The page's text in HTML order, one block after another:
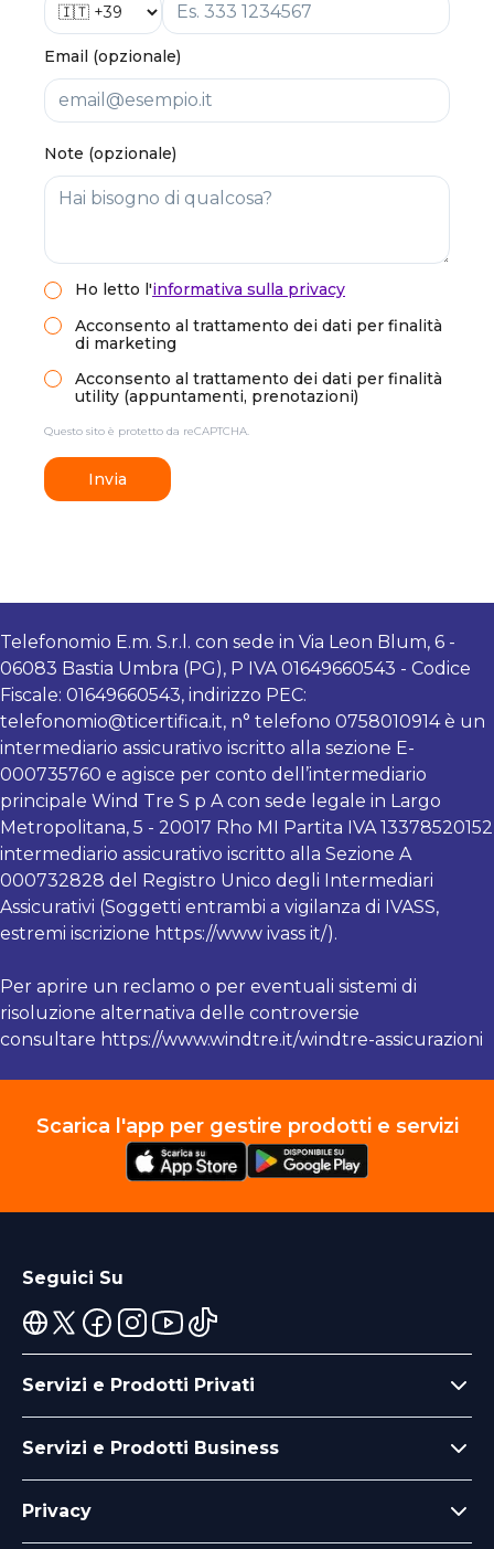
Email (opzionale)
Note (opzionale)
Ho letto l'informativa sulla privacy
Acconsento al trattamento dei dati per finalità
di marketing
Acconsento al trattamento dei dati per finalità
utility (appuntamenti, prenotazioni)
Questo sito è protetto da reCAPTCHA.
Invia
Telefonomio E.m. S.r.l. con sede in Via Leon Blum, 6 -
06083 Bastia Umbra (PG), P IVA 01649660543 - Codice
Fiscale: 01649660543, indirizzo PEC:
telefonomio@ticertifica.it, n° telefono 0758010914 è un
intermediario assicurativo iscritto alla sezione E-
000735760 e agisce per conto dell’intermediario
principale Wind Tre S p A con sede legale in Largo
Metropolitana, 5 - 20017 Rho MI Partita IVA 13378520152
intermediario assicurativo iscritto alla Sezione A
000732828 del Registro Unico degli Intermediari
Assicurativi (Soggetti entrambi a vigilanza di IVASS,
estremi iscrizione https://www ivass it/).
Per aprire un reclamo o per eventuali sistemi di
risoluzione alternativa delle controversie
consultare https://www.windtre.it/windtre-assicurazioni
Scarica l'app per gestire prodotti e servizi
Seguici Su
Servizi e Prodotti Privati
Servizi e Prodotti Business
Privacy